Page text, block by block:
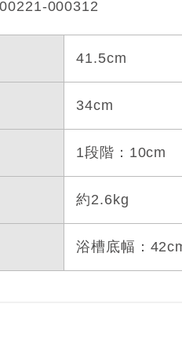
000312
41.5cm
34cm
1段階：10cm
約2.6kg
浴槽底幅：